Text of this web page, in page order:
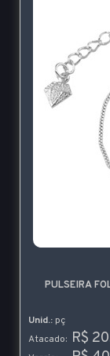
PULSEIRA
Unid.: pç
Atacado: R$